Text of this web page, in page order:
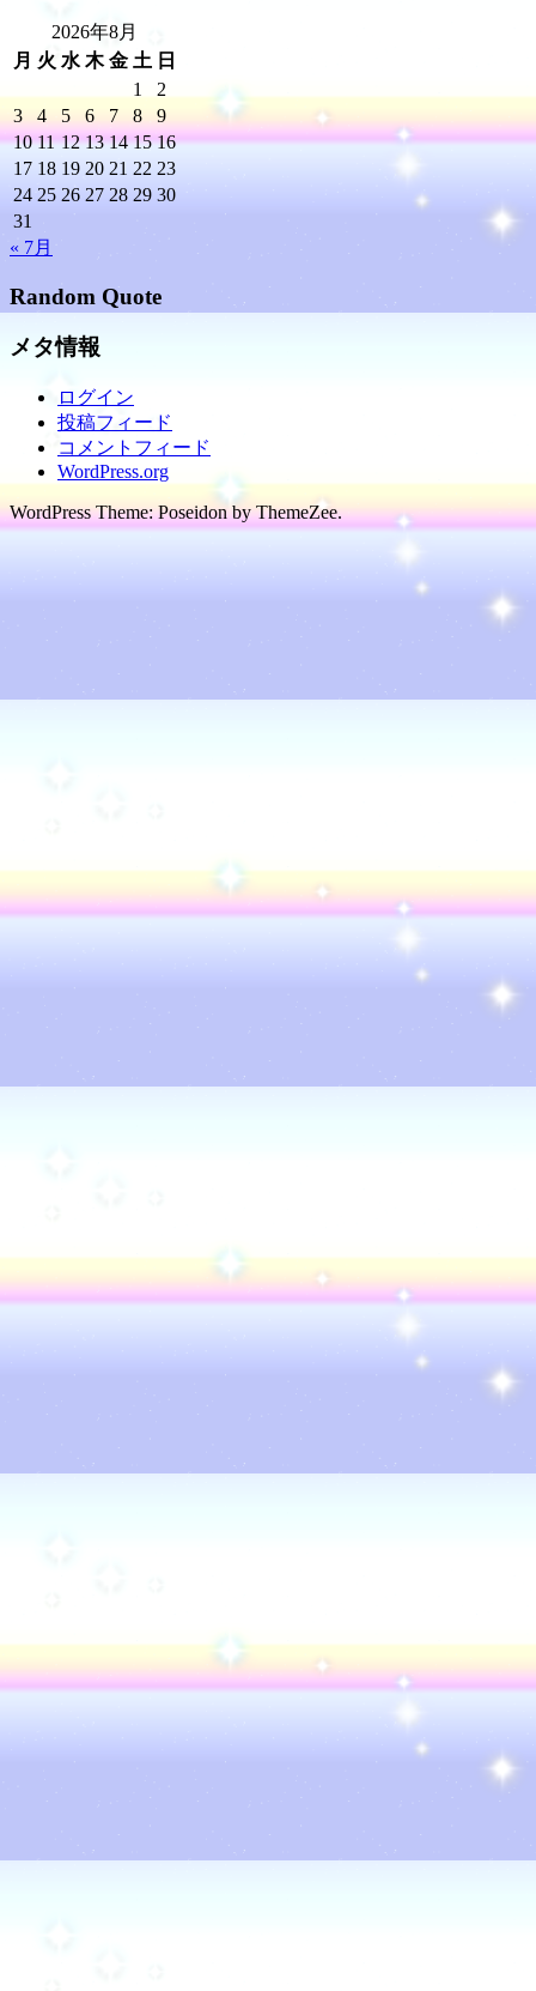
2026年8月
月 火 水 木 金 土 日
1
2
3
4 5 6 7 8
9
10 11 12 13 14 15 16
17 18 19 20 21 22 23
24 25 26 27 28 29 30
31
« 7月
Random Quote
メタ情報
ログイン
投稿フィード
コメントフィード
WordPress.org
WordPress Theme: Poseidon by ThemeZee.